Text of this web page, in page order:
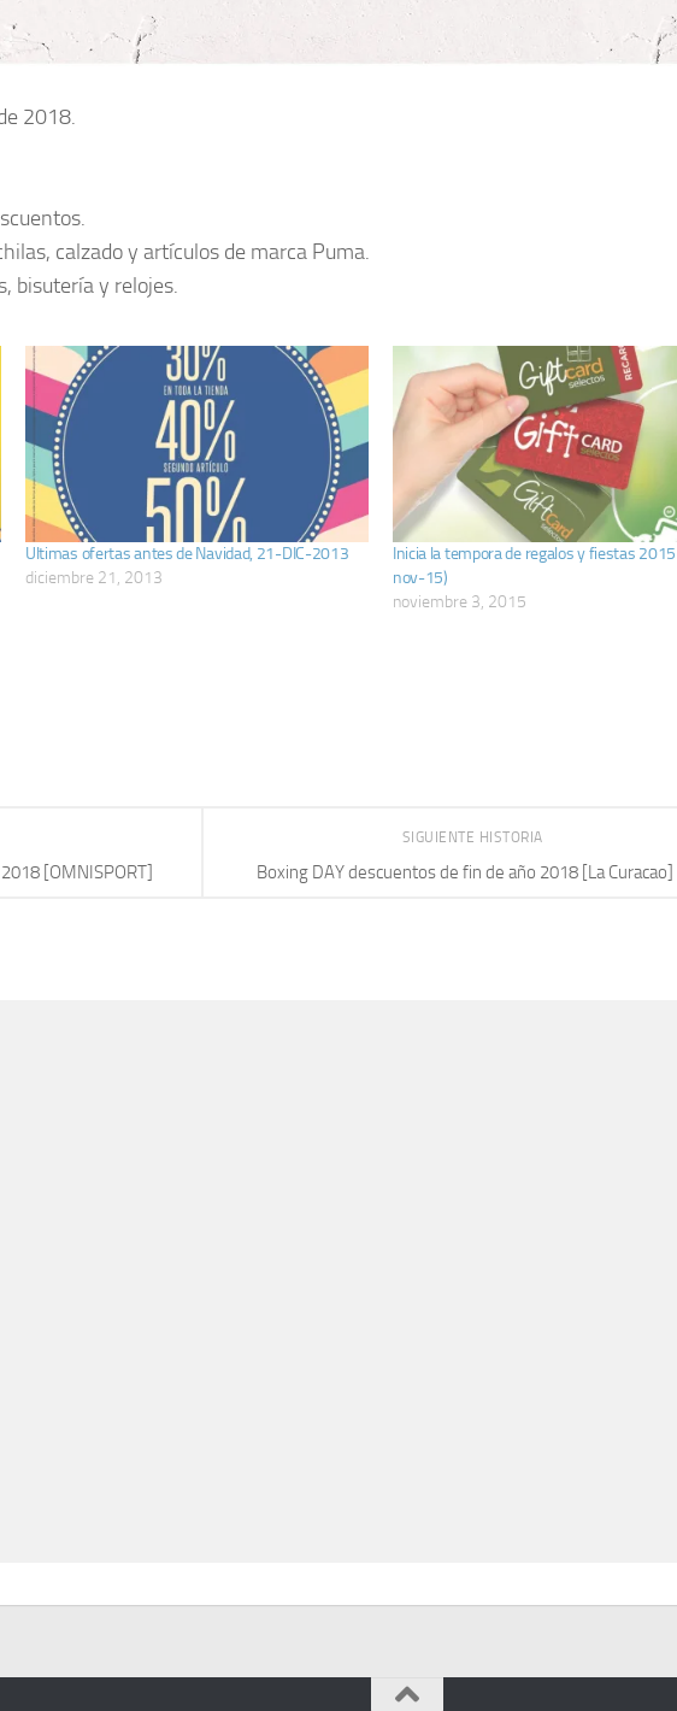
2018.
calzado y artículos de marca Puma.
bisutería y relojes.
Ultimas ofertas antes de Navidad, 21-DIC-2013
diciembre 21, 2013
Inicia la tempora de regalos y fiestas
nov-15)
noviembre 3, 2015
SIGUIENTE HISTORIA
Boxing DAY descuentos de fin de año 2018 [La Curacao]
[OMNISPORT]